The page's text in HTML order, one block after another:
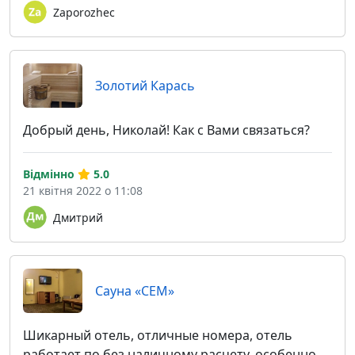
Zaporozhec
Золотий Карась
Добрый день, Николай! Как с Вами связаться?
Дмитрий
Відмінно
5.0
21 квітня 2022 о 11:08
Сауна «СЕМ»
Шикарный отель, отличные номера, отель